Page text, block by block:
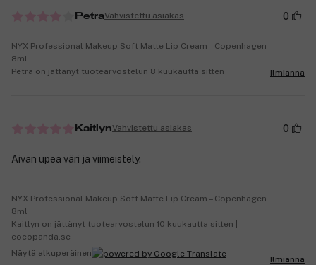
PetraVahvistettu asiakas 0
NYX Professional Makeup Soft Matte Lip Cream – Copenhagen
8ml
Petra on jättänyt tuotearvostelun 8 kuukautta sitten
Ilmianna
KaitlynVahvistettu asiakas 0
Aivan upea väri ja viimeistely.
NYX Professional Makeup Soft Matte Lip Cream – Copenhagen
8ml
Kaitlyn on jättänyt tuotearvostelun 10 kuukautta sitten |
cocopanda.se
Näytä alkuperäinen
Ilmianna